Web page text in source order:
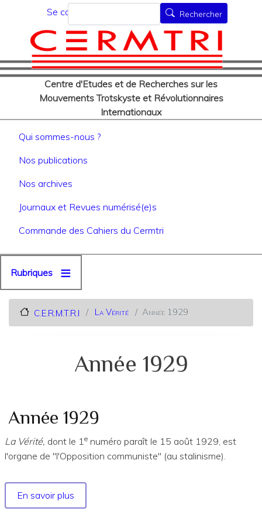
au
contenu
principal
Menu du compte de
Se connecter
Centre d'Etudes et de Recherches sur les
Mouvements Trotskyste et Révolutionnaires
Internationaux
Rechercher Rechercher
Navigation principale
Qui sommes-nous ?
Nos publications
Nos archives
Journaux et Revues numérisé(e)s
Commande des Cahiers du Cermtri
Rubriques
C.E.R.M.T.R.I La Vérité Année 1929
Année 1929
Année 1929
La Vérité, dont le 1e numéro paraît le 15 août 1929, est
l'organe de "l'Opposition communiste" (au stalinisme).
En savoir plus
Année